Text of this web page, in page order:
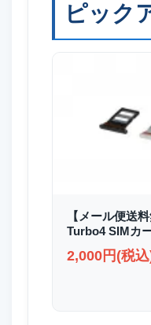
ピック
【メール便送
Turbo4 SIMカ
2,000円(税